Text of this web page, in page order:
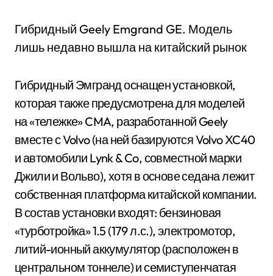
Гибридный Geely Emgrand GE. Модель
лишь недавно вышла на китайский рынок
Гибридный Эмгранд оснащен установкой,
которая также предусмотрена для моделей
на «тележке» CMA, разработанной Geely
вместе с Volvo (на ней базируются Volvo XC40
и автомобили Lynk & Co, совместной марки
Джили и Вольво), хотя в основе седана лежит
собственная платформа китайской компании.
В состав установки входят: бензиновая
«турботройка» 1.5 (179 л.с.), электромотор,
литий-ионный аккумулятор (расположен в
центральном тоннеле) и семиступенчатая